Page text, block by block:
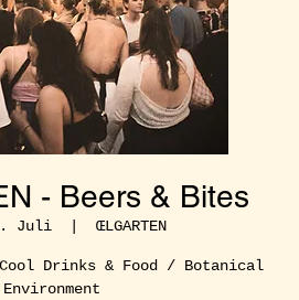
- Beers & Bites
Juli
  |
ŒLGARTEN
Drinks & Food / Botanical
Environment